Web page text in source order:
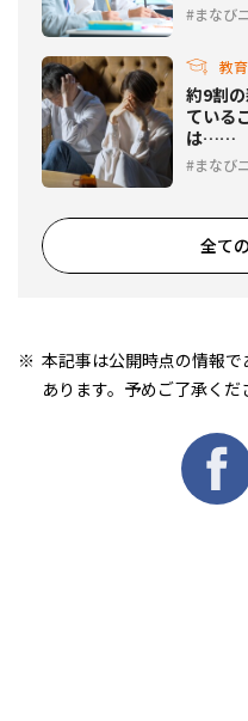
まなび
教育
約9割
ている
は……
まなび
全て
本記事は公開時点の情報
あります。予めご了承くだ